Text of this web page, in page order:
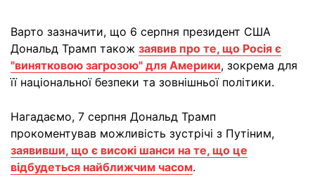
Варто зазначити, що 6 серпня президент США
Дональд Трамп також заявив про те, що Росія є
"винятковою загрозою" для Америки, зокрема для
її національної безпеки та зовнішньої політики.
Нагадаємо, 7 серпня Дональд Трамп
прокоментував можливість зустрічі з Путіним,
заявивши, що є високі шанси на те, що це
відбудеться найближчим часом.